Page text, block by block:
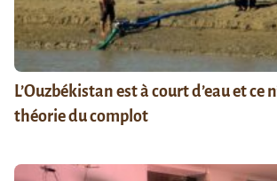
L’Ouzbékistan est à court d’eau et ce
théorie du complot